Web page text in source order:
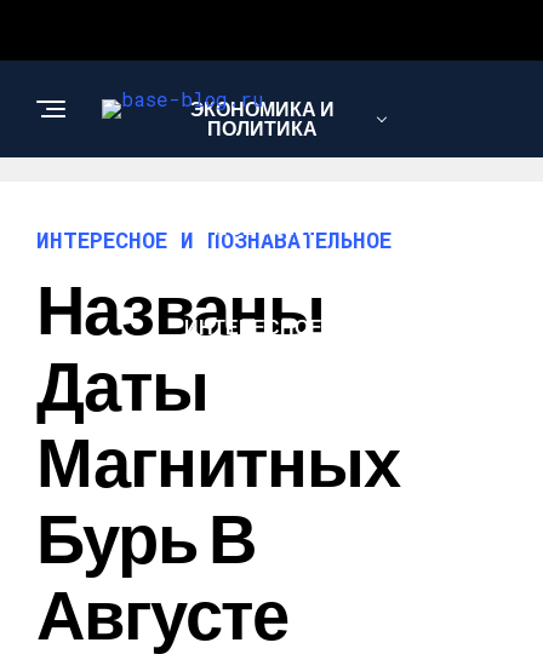
ЭКОНОМИКА И
ПОЛИТИКА
НОВОСТИ
ИНТЕРЕСНОЕ И
ИНТЕРЕСНОЕ И ПОЗНАВАТЕЛЬНОЕ
Названы
Даты
Магнитных
Бурь В
Августе